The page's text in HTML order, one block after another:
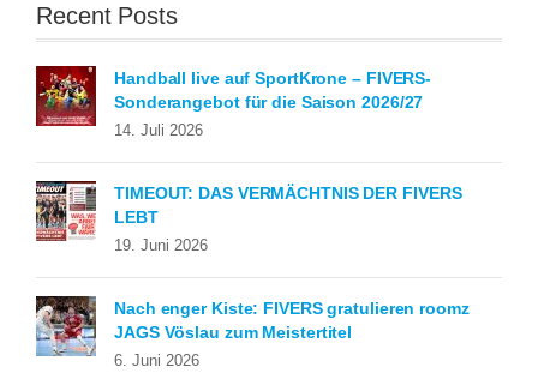
Recent Posts
Handball live auf SportKrone – FIVERS-
Sonderangebot für die Saison 2026/27
14. Juli 2026
TIMEOUT: DAS VERMÄCHTNIS DER FIVERS
LEBT
19. Juni 2026
Nach enger Kiste: FIVERS gratulieren roomz
JAGS Vöslau zum Meistertitel
6. Juni 2026